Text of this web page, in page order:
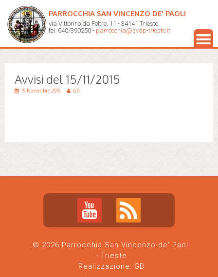
PARROCCHIA SAN VINCENZO DE' PAOLI
via Vittorino da Feltre, 11 - 34141 Trieste
tel. 040/390250 - parrocchia@svdp-trieste.it
Avvisi del 15/11/2015
15 Novembre 2015 GB
© 2026 Parrocchia San Vincenzo de' Paoli
- Trieste
Realizzazione: GB